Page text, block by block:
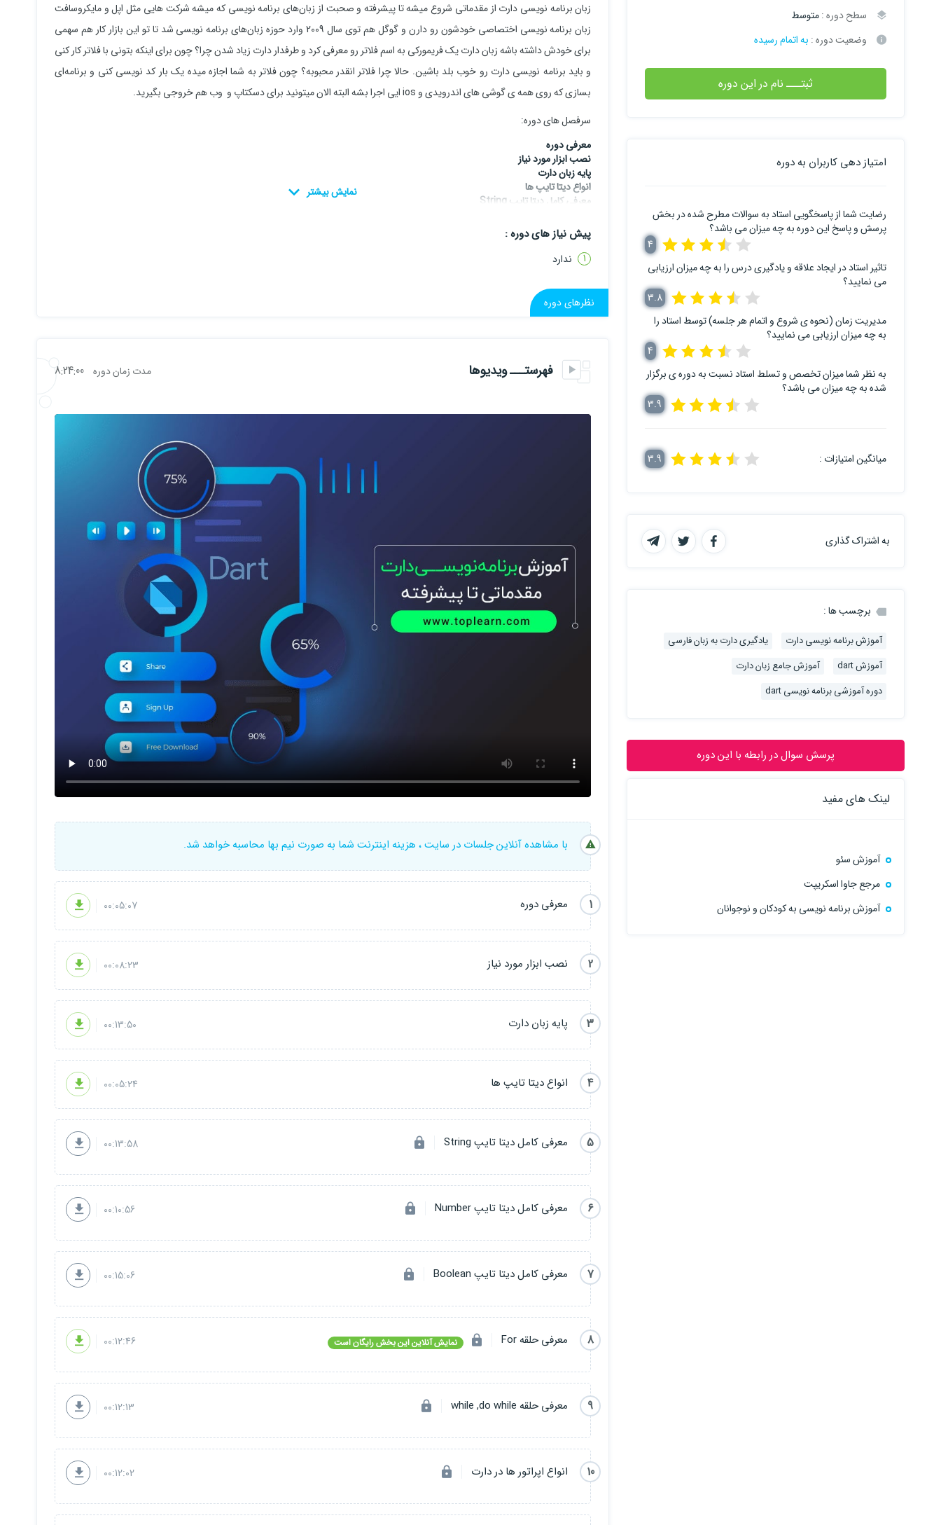
زبان برنامه نویسی دارت از مقدماتی شروع میشه تا پیشرفته و صحبت از زبان‌های برنامه نویسی که میشه شرکت هایی مثل اپل و مایکروسافت
زبان برنامه نویسی اختصاصی خودشون رو دارن و گوگل هم توی سال 2009 وارد حوزه زبان‌های برنامه نویسی شد تا تو این بازار کار هم سهمی
برای خودش داشته باشه زبان دارت یک فریمورکی به اسم فلاتر رو معرفی کرد و طرفدار دارت زیاد شدن چرا؟ چون برای اینکه بتونی با فلاتر کار کنی
و باید برنامه نویسی دارت رو خوب بلد باشین. حالا چرا فلاتر انقدر محبوبه؟ چون فلاتر به شما اجازه میده یک بار کد نویسی کنی و برنامه‌ای
بسازی که روی همه ی گوشی های اندرویدی و ios ایی اجرا بشه البته الان میتونید برای دسکتاپ و وب هم خروجی بگیرید.
سرفصل های دوره:
معرفی دوره
نصب ابزار مورد نیاز
پایه زبان دارت
انواع دیتا تایپ ها
معرفی کامل دیتا تایپ String
معرفی ‌‌کامل دیتا تایپ ‌Boolean
انواع حلقه ها در Dart
معرفی کامل دیتا تایپ List
پیش نیاز های دوره :
ندارد
نظرهای دوره
فهرستـــ ویدیوها مدت زمان دوره 8:24:00
با مشاهده آنلاین جلسات در سایت ، هزینه اینترنت شما به صورت نیم بها محاسبه خواهد شد.
1 معرفی دوره 00:05:07
2 نصب ابزار مورد نیاز 00:08:23
3 پایه زبان دارت 00:13:50
4 انواع دیتا تایپ ها 00:05:24
5 معرفی کامل دیتا تایپ String 00:13:58
6 معرفی کامل دیتا تایپ Number 00:10:56
7 معرفی ‌‌کامل دیتا تایپ ‌Boolean 00:15:06
8 معرفی حلقه For نمایش آنلاین این بخش رایگان است 00:12:46
9 معرفی حلقه while ,do while 00:12:13
10 انواع اپراتور ها در دارت 00:12:02
سطح دوره :متوسط
وضعیت دوره : به اتمام رسیده
ثبتـــ نام در این دوره
امتیاز دهی کاربران به دوره
رضایت شما از پاسخگویی استاد به سوالات مطرح شده در بخش
پرسش و پاسخ این دوره به چه میزان می باشد؟
4
تاثیر استاد در ایجاد علاقه و یادگیری درس را به چه میزان ارزیابی
می نمایید؟
3.8
مدیریت زمان (نحوه ی شروع و اتمام هر جلسه) توسط استاد را
به چه میزان ارزیابی می نمایید؟
4
به نظر شما میزان تخصص و تسلط استاد نسبت به دوره ی برگزار
شده به چه میزان می باشد؟
3.9
میانگین امتیازات : 3.9
به اشتراک گذاری
برچسب ها :
آموزش برنامه نویسی دارت
یادگیری دارت به زبان فارسی
آموزش dart
آموزش جامع زبان دارت
دوره آموزشی برنامه نویسی dart
پرسش سوال در رابطه با این دوره
لینک های مفید
آموزش سئو
مرجع جاوا اسکریپت
آموزش برنامه نویسی به کودکان و نوجوانان